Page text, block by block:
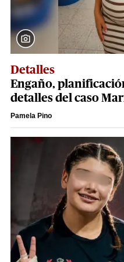
Detalles
Engaño,
detalles del caso
Pamela Pino